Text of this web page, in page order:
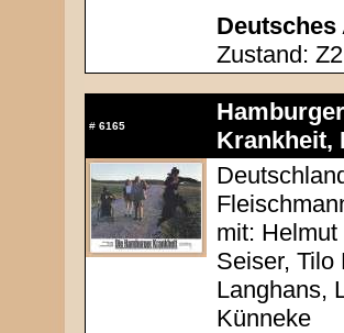
Deutsches
Zustand: Z2
# 6165
Krankheit,
mit:
Seiser, Tilo
Langhans,
Künneke